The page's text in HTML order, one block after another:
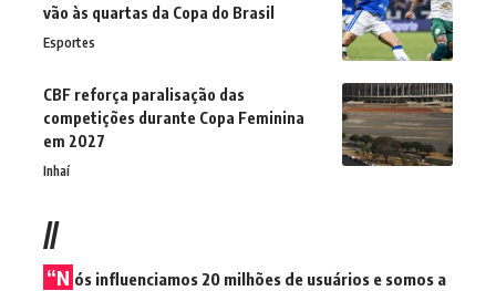
vão às quartas da Copa do Brasil
Esportes
CBF reforça paralisação das
competições durante Copa Feminina
em 2027
Inhaí
//
“N ós influenciamos 20 milhões de usuários e somos a